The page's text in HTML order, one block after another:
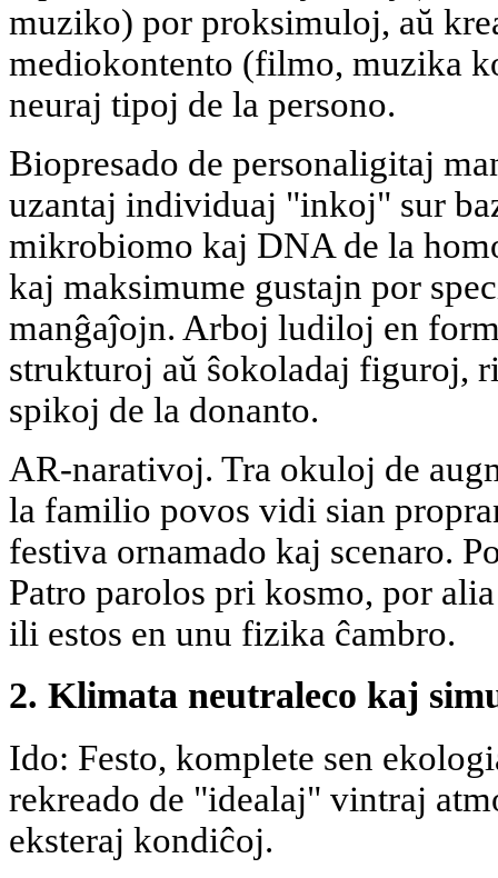
muziko) por proksimuloj, aŭ
mediokontento (filmo, muzika
neuraj tipoj de la persono.
Biopresado de personaligitaj
uzantaj individuaj "inkoj" sur
mikrobiomo kaj DNA de la
kaj maksimume gustajn por
manĝaĵojn. Arboj ludiloj en
strukturoj aŭ ŝokoladaj figuroj,
spikoj de la donanto.
AR-narativoj. Tra okuloj de
la familio povos vidi sian
festiva ornamado kaj scenaro.
Patro parolos pri kosmo, por
ili estos en unu fizika ĉambro.
2. Klimata neutraleco kaj
Ido: Festo, komplete sen
rekreado de "idealaj" vintraj
eksteraj kondiĉoj.